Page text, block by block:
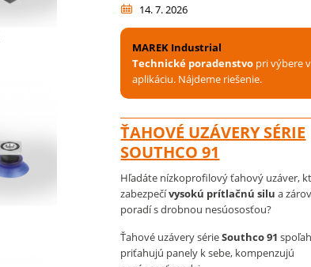
14. 7. 2026
MAREK Industrial
Technické poradenstvo pri výbere
aplikáciu. Nájdeme riešenie.
ŤAHOVÉ UZÁVERY SÉRIE
SOUTHCO 91
Hľadáte nízkoprofilový ťahový uzáver,
zabezpečívysokú prítlačnú silu a
poradí s drobnou nesúososťou?
Ťahové uzávery sérieSouthco 91
priťahujú panely k sebe, kompenzujú